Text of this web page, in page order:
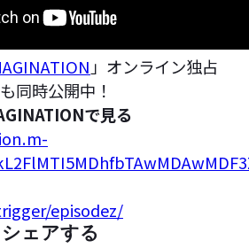
」オンライン独占
同時公開中！
で見る
episodez/
シェアする